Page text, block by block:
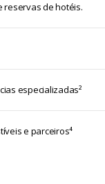
reservas de hotéis.
especializadas²
e parceiros⁴